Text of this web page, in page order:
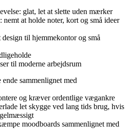
glat, let at slette uden mærker
at holde noter, kort og små ideer
til hjemmekontor og små
til moderne arbejdsrum
sammenlignet med
og kræver ordentlige vægankre
let skygge ved lang tids brug, hvis
moodboards sammenlignet med